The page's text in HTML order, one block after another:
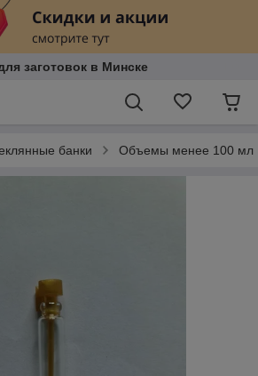
заготовок в Минске
банки Объемы менее 100 мл